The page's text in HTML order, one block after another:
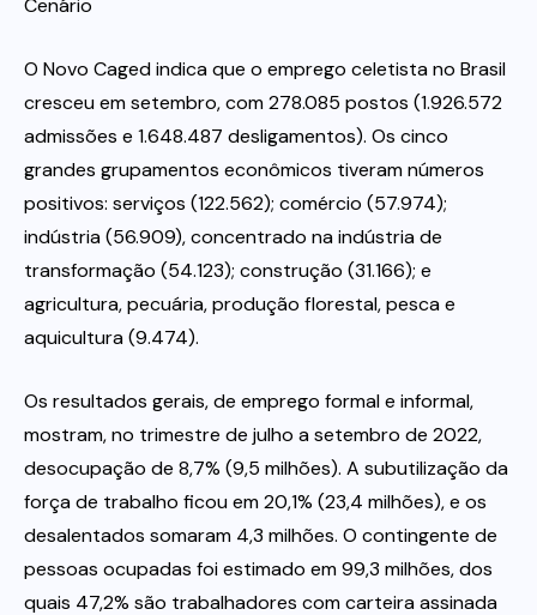
Cenário
O Novo Caged indica que o emprego celetista no Brasil
cresceu em setembro, com 278.085 postos (1.926.572
admissões e 1.648.487 desligamentos). Os cinco
grandes grupamentos econômicos tiveram números
positivos: serviços (122.562); comércio (57.974);
indústria (56.909), concentrado na indústria de
transformação (54.123); construção (31.166); e
agricultura, pecuária, produção florestal, pesca e
aquicultura (9.474).
Os resultados gerais, de emprego formal e informal,
mostram, no trimestre de julho a setembro de 2022,
desocupação de 8,7% (9,5 milhões). A subutilização da
força de trabalho ficou em 20,1% (23,4 milhões), e os
desalentados somaram 4,3 milhões. O contingente de
pessoas ocupadas foi estimado em 99,3 milhões, dos
quais 47,2% são trabalhadores com carteira assinada